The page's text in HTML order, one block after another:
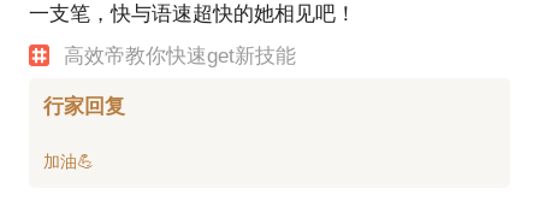
一支笔，快与语速超快的她相见吧！
高效帝教你快速get新技能
行家回复